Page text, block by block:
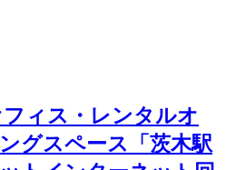
ィス・レンタルオ
グスペース「茨木駅